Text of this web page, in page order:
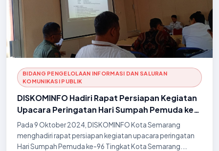
BIDANG PENGELOLAAN INFORMASI DAN SALURAN
KOMUNIKASI PUBLIK
DISKOMINFO Hadiri Rapat Persiapan Kegiatan
Upacara Peringatan Hari Sumpah Pemuda ke-
96 Tingkat Kota Semarang
Pada 9 Oktober 2024, DISKOMINFO Kota Semarang
menghadiri rapat persiapan kegiatan upacara peringatan
Hari Sumpah Pemuda ke-96 Tingkat Kota Semarang.